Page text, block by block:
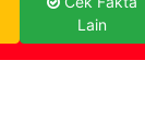
Lain